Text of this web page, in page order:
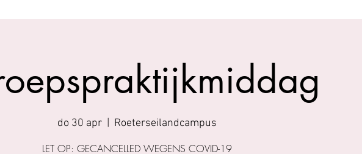
do 30 apr
  |
Roeterseilandcampus
LET OP: GECANCELLED WEGENS COVID-19